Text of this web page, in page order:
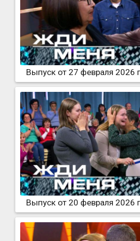
Выпуск от 27 февраля 2026
Выпуск от 20 февраля 2026